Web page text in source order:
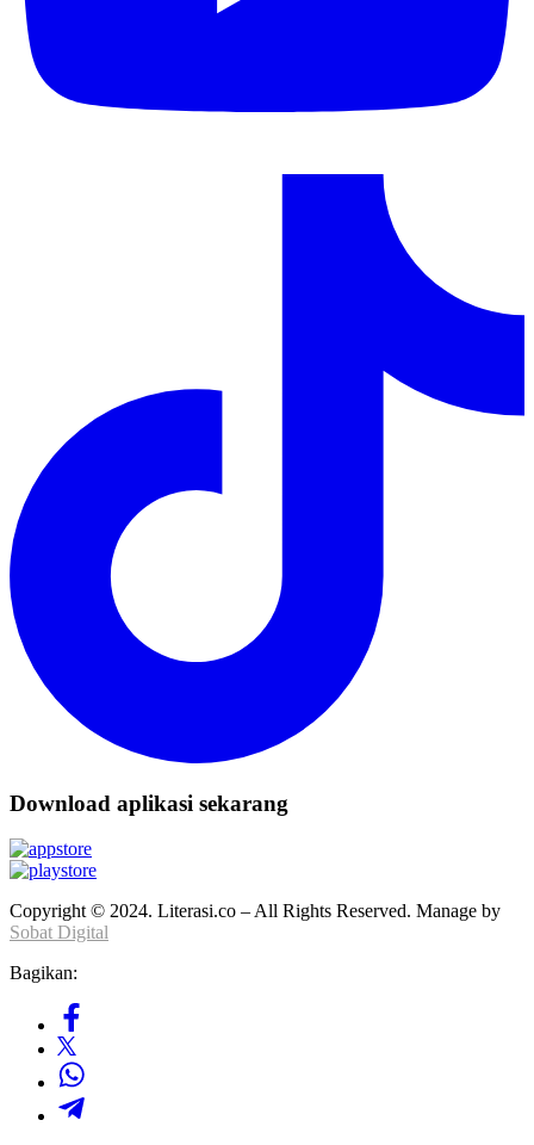
Download aplikasi sekarang
Copyright © 2024. Literasi.co – All Rights Reserved. Manage by
Sobat Digital
Bagikan: